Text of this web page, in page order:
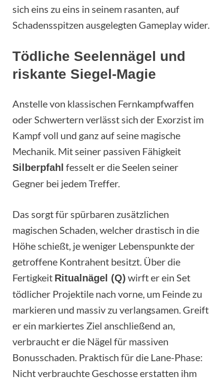
sich eins zu eins in seinem rasanten, auf
Schadensspitzen ausgelegten Gameplay wider.
Tödliche Seelennägel und
riskante Siegel-Magie
Anstelle von klassischen Fernkampfwaffen
oder Schwertern verlässt sich der Exorzist im
Kampf voll und ganz auf seine magische
Mechanik. Mit seiner passiven Fähigkeit
Silberpfahl fesselt er die Seelen seiner
Gegner bei jedem Treffer.
Das sorgt für spürbaren zusätzlichen
magischen Schaden, welcher drastisch in die
Höhe schießt, je weniger Lebenspunkte der
getroffene Kontrahent besitzt. Über die
Fertigkeit Ritualnägel (Q) wirft er ein Set
tödlicher Projektile nach vorne, um Feinde zu
markieren und massiv zu verlangsamen. Greift
er ein markiertes Ziel anschließend an,
verbraucht er die Nägel für massiven
Bonusschaden. Praktisch für die Lane-Phase:
Nicht verbrauchte Geschosse erstatten ihm